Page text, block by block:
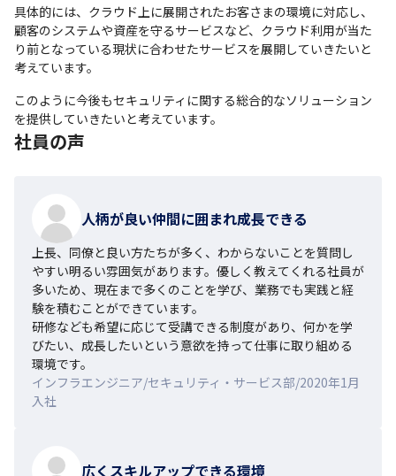
具体的には、クラウド上に展開されたお客さまの環境に対応し、
顧客のシステムや資産を守るサービスなど、クラウド利用が当た
り前となっている現状に合わせたサービスを展開していきたいと
考えています。
このように今後もセキュリティに関する総合的なソリューション
を提供していきたいと考えています。
社員の声
人柄が良い仲間に囲まれ成長できる
上長、同僚と良い方たちが多く、わからないことを質問し
やすい明るい雰囲気があります。優しく教えてくれる社員が
多いため、現在まで多くのことを学び、業務でも実践と経
験を積むことができています。
研修なども希望に応じて受講できる制度があり、何かを学
びたい、成長したいという意欲を持って仕事に取り組める
環境です。
インフラエンジニア/セキュリティ・サービス部/2020年1月
入社
広くスキルアップできる環境